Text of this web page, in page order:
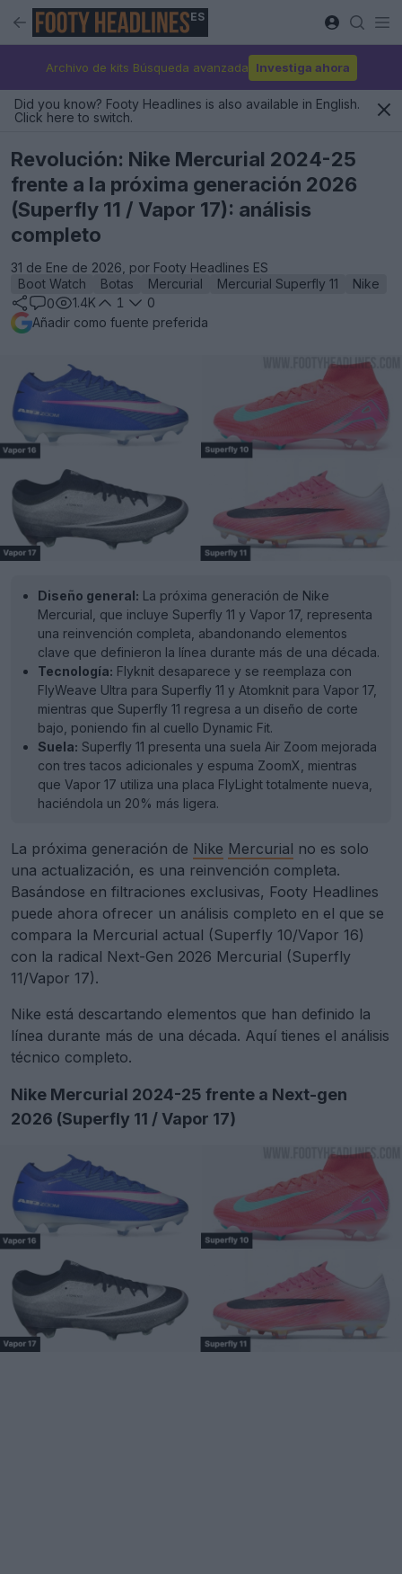
ES
Archivo de kits Búsqueda avanzada Investiga ahora
Did you know? Footy Headlines is also available in English.
Click here to switch.
Revolución: Nike Mercurial 2024-25
frente a la próxima generación 2026
(Superfly 11 / Vapor 17): análisis
completo
31 de Ene de 2026, por Footy Headlines ES
Boot Watch
Botas Mercurial Mercurial Superfly 11
Nike
0
1.4K 1
0
Añadir como fuente preferida
Diseño general: La próxima generación de Nike
Mercurial, que incluye Superfly 11 y Vapor 17, representa
una reinvención completa, abandonando elementos
clave que definieron la línea durante más de una década.
Tecnología: Flyknit desaparece y se reemplaza con
FlyWeave Ultra para Superfly 11 y Atomknit para Vapor 17,
mientras que Superfly 11 regresa a un diseño de corte
bajo, poniendo fin al cuello Dynamic Fit.
Suela: Superfly 11 presenta una suela Air Zoom mejorada
con tres tacos adicionales y espuma ZoomX, mientras
que Vapor 17 utiliza una placa FlyLight totalmente nueva,
haciéndola un 20% más ligera.
La próxima generación de Nike Mercurial no es solo
una actualización, es una reinvención completa.
Basándose en filtraciones exclusivas, Footy Headlines
puede ahora ofrecer un análisis completo en el que se
compara la Mercurial actual (Superfly 10/Vapor 16)
con la radical Next-Gen 2026 Mercurial (Superfly
11/Vapor 17).
Nike está descartando elementos que han definido la
línea durante más de una década. Aquí tienes el análisis
técnico completo.
Nike Mercurial 2024-25 frente a Next-gen
2026 (Superfly 11 / Vapor 17)